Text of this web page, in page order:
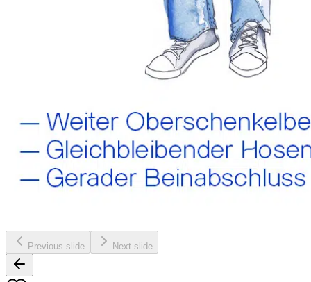
Previous slide Next slide